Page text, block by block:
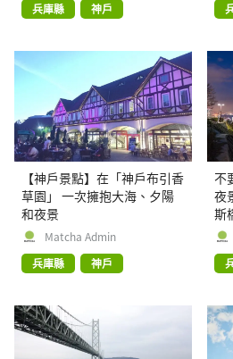
兵庫縣
神戶
【神戶景點】在「神戶布引香
草園」 一次擁抱大海、夕陽
和夜景
Matcha Admin
兵庫縣
神戶
不
夜
斯